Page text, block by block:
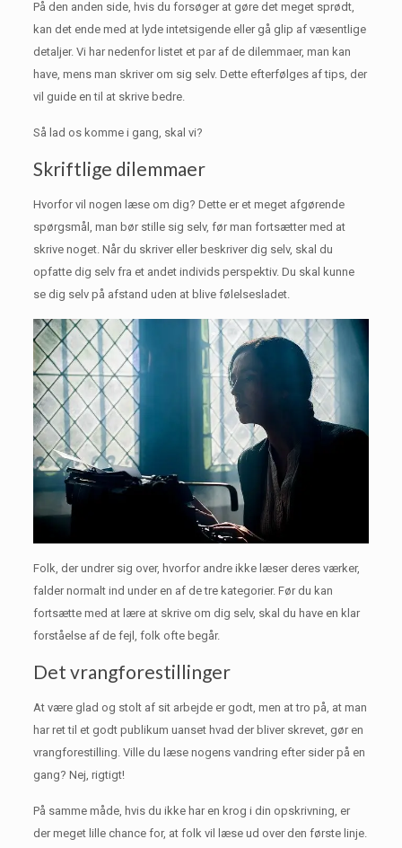
På den anden side, hvis du forsøger at gøre det meget sprødt,
kan det ende med at lyde intetsigende eller gå glip af væsentlige
detaljer. Vi har nedenfor listet et par af de dilemmaer, man kan
have, mens man skriver om sig selv. Dette efterfølges af tips, der
vil guide en til at skrive bedre.
Så lad os komme i gang, skal vi?
Skriftlige dilemmaer
Hvorfor vil nogen læse om dig? Dette er et meget afgørende
spørgsmål, man bør stille sig selv, før man fortsætter med at
skrive noget. Når du skriver eller beskriver dig selv, skal du
opfatte dig selv fra et andet individs perspektiv. Du skal kunne
se dig selv på afstand uden at blive følelsesladet.
Folk, der undrer sig over, hvorfor andre ikke læser deres værker,
falder normalt ind under en af ​​de tre kategorier. Før du kan
fortsætte med at lære at skrive om dig selv, skal du have en klar
forståelse af de fejl, folk ofte begår.
Det vrangforestillinger
At være glad og stolt af sit arbejde er godt, men at tro på, at man
har ret til et godt publikum uanset hvad der bliver skrevet, gør en
vrangforestilling. Ville du læse nogens vandring efter sider på en
gang? Nej, rigtigt!
På samme måde, hvis du ikke har en krog i din opskrivning, er
der meget lille chance for, at folk vil læse ud over den første linje.